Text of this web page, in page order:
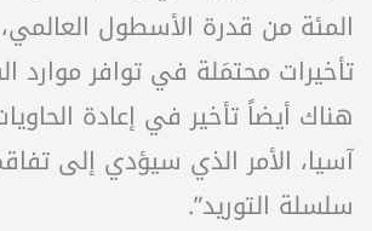
المئة من قدرة الأسطول
تأخيرات محتمَلة في توافر
هناك أيضاً تأخير في إعادة
آسيا، الأمر الذي سيؤدي إلى
سلسلة التوريد”.